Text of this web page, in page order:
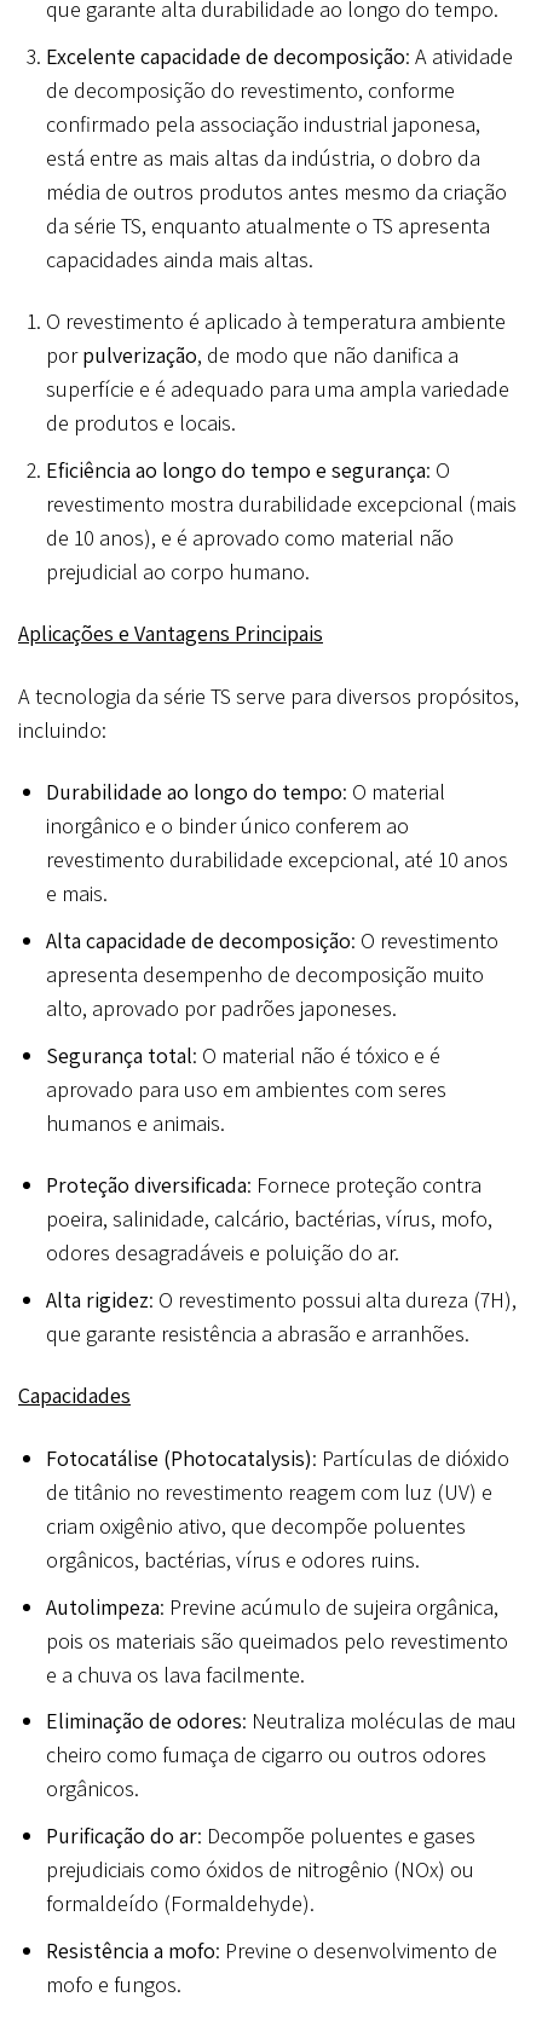
que garante alta durabilidade ao longo do tempo.
Excelente capacidade de decomposição: A atividade
de decomposição do revestimento, conforme
confirmado pela associação industrial japonesa,
está entre as mais altas da indústria, o dobro da
média de outros produtos antes mesmo da criação
da série TS, enquanto atualmente o TS apresenta
capacidades ainda mais altas.
O revestimento é aplicado à temperatura ambiente
porpulverização, de modo que não danifica a
superfície e é adequado para uma ampla variedade
de produtos e locais.
Eficiência ao longo do tempo e segurança: O
revestimento mostra durabilidade excepcional (mais
de 10 anos), e é aprovado como material não
prejudicial ao corpo humano.
Aplicações e Vantagens Principais
A tecnologia da série TS serve para diversos propósitos,
incluindo:
Durabilidade ao longo do tempo: O material
inorgânico e o binder único conferem ao
revestimento durabilidade excepcional, até 10 anos
e mais.
Alta capacidade de decomposição: O revestimento
apresenta desempenho de decomposição muito
alto, aprovado por padrões japoneses.
Segurança total: O material não é tóxico e é
aprovado para uso em ambientes com seres
humanos e animais.
Proteção diversificada: Fornece proteção contra
poeira, salinidade, calcário, bactérias, vírus, mofo,
odores desagradáveis e poluição do ar.
Alta rigidez: O revestimento possui alta dureza (7H),
que garante resistência a abrasão e arranhões.
Capacidades
Fotocatálise (Photocatalysis): Partículas de dióxido
de titânio no revestimento reagem com luz (UV) e
criam oxigênio ativo, que decompõe poluentes
orgânicos, bactérias, vírus e odores ruins.
Autolimpeza: Previne acúmulo de sujeira orgânica,
pois os materiais são queimados pelo revestimento
e a chuva os lava facilmente.
Eliminação de odores: Neutraliza moléculas de mau
cheiro como fumaça de cigarro ou outros odores
orgânicos.
Purificação do ar: Decompõe poluentes e gases
prejudiciais como óxidos de nitrogênio (NOx) ou
formaldeído (Formaldehyde).
Resistência a mofo: Previne o desenvolvimento de
mofo e fungos.